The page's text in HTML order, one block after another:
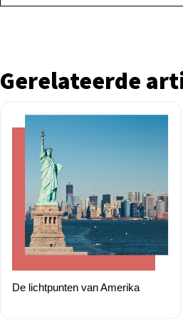
Gerelateerde
De lichtpunten van Amerika